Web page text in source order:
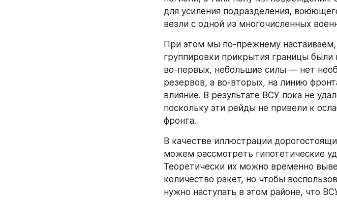
для усиления подразделения,
везли с одной из многочисленных
При этом мы по-прежнему
группировки прикрытия границы
во-первых, небольшие силы — нет
резервов, а во-вторых, на линию
влияние. В результате ВСУ пока не
поскольку эти рейды не привели к
фронта.
В качестве иллюстрации
можем рассмотреть гипотетические
Теоретически их можно временно
количество ракет, но чтобы
нужно наступать в этом районе, что